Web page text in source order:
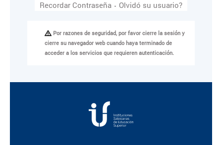
Recordar Contraseña - Olvidó su usuario?
Por razones de seguridad, por favor cierre la sesión y
cierre su navegador web cuando haya terminado de
acceder a los servicios que requieren autenticación.